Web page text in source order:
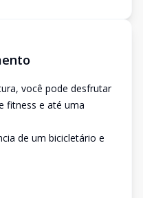
você pode desfrutar
fitness e até uma
de um bicicletário e